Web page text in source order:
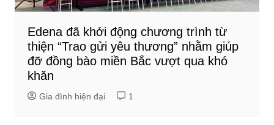
Edena đã khởi động chương trình từ
thiện “Trao gửi yêu thương” nhằm giúp
đỡ đồng bào miền Bắc vượt qua khó
khăn
Gia đình hiện đại 1